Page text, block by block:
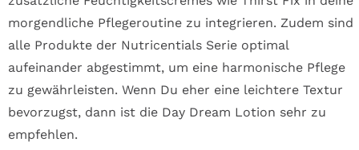
morgendliche Pflegeroutine zu integrieren. Zudem sind
alle Produkte der Nutricentials Serie optimal
aufeinander abgestimmt, um eine harmonische Pflege
zu gewährleisten. Wenn Du eher eine leichtere Textur
bevorzugst, dann ist die Day Dream Lotion sehr zu
empfehlen.